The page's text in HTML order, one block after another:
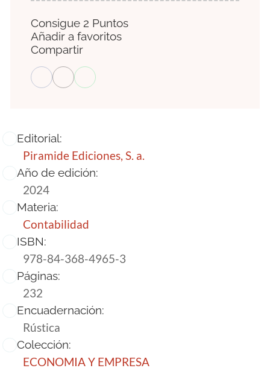
Editorial:
Piramide Ediciones, S. a.
Año de edición:
2024
Materia:
Contabilidad
ISBN:
978-84-368-4965-3
Páginas:
232
Encuadernación:
Rústica
Colección:
ECONOMIA Y EMPRESA
Consigue 2 Puntos
Añadir a favoritos
Compartir